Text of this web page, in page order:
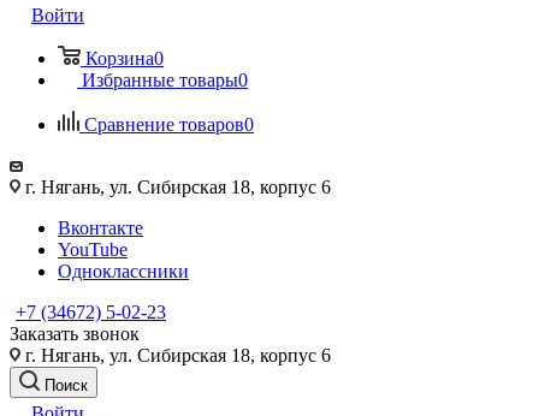
Войти
Корзина0
Избранные товары0
Сравнение товаров0
г. Нягань, ул. Сибирская 18, корпус 6
Вконтакте
YouTube
Одноклассники
+7 (34672) 5-02-23
Заказать звонок
г. Нягань, ул. Сибирская 18, корпус 6
Поиск